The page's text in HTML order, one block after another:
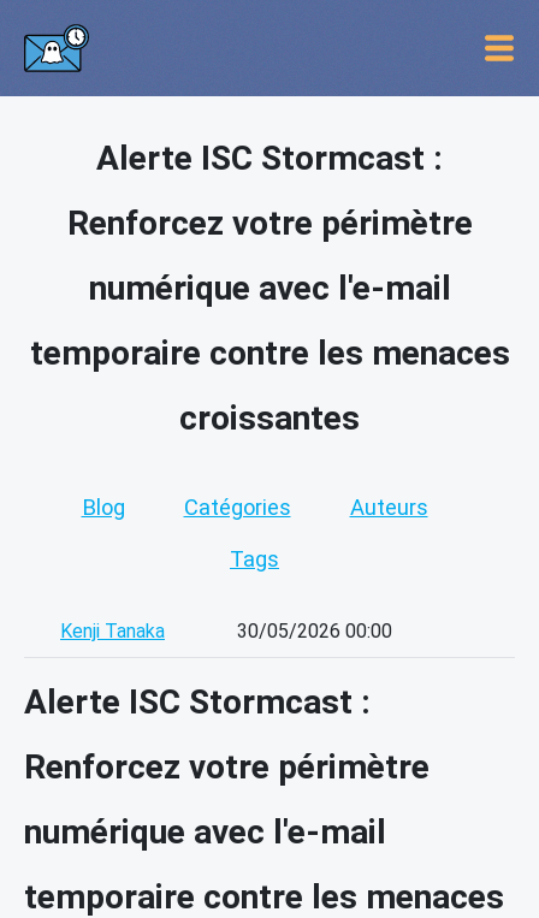
Alerte ISC Stormcast :
Renforcez votre périmètre
numérique avec l'e-mail
temporaire contre les menaces
croissantes
Blog Catégories Auteurs
Tags
Kenji Tanaka 30/05/2026 00:00
Alerte ISC Stormcast :
Renforcez votre périmètre
numérique avec l'e-mail
temporaire contre les menaces